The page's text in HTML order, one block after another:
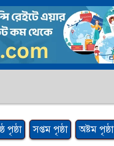
পৃষ্ঠা সপ্তম পৃষ্ঠা অষ্টম পৃষ্ঠা